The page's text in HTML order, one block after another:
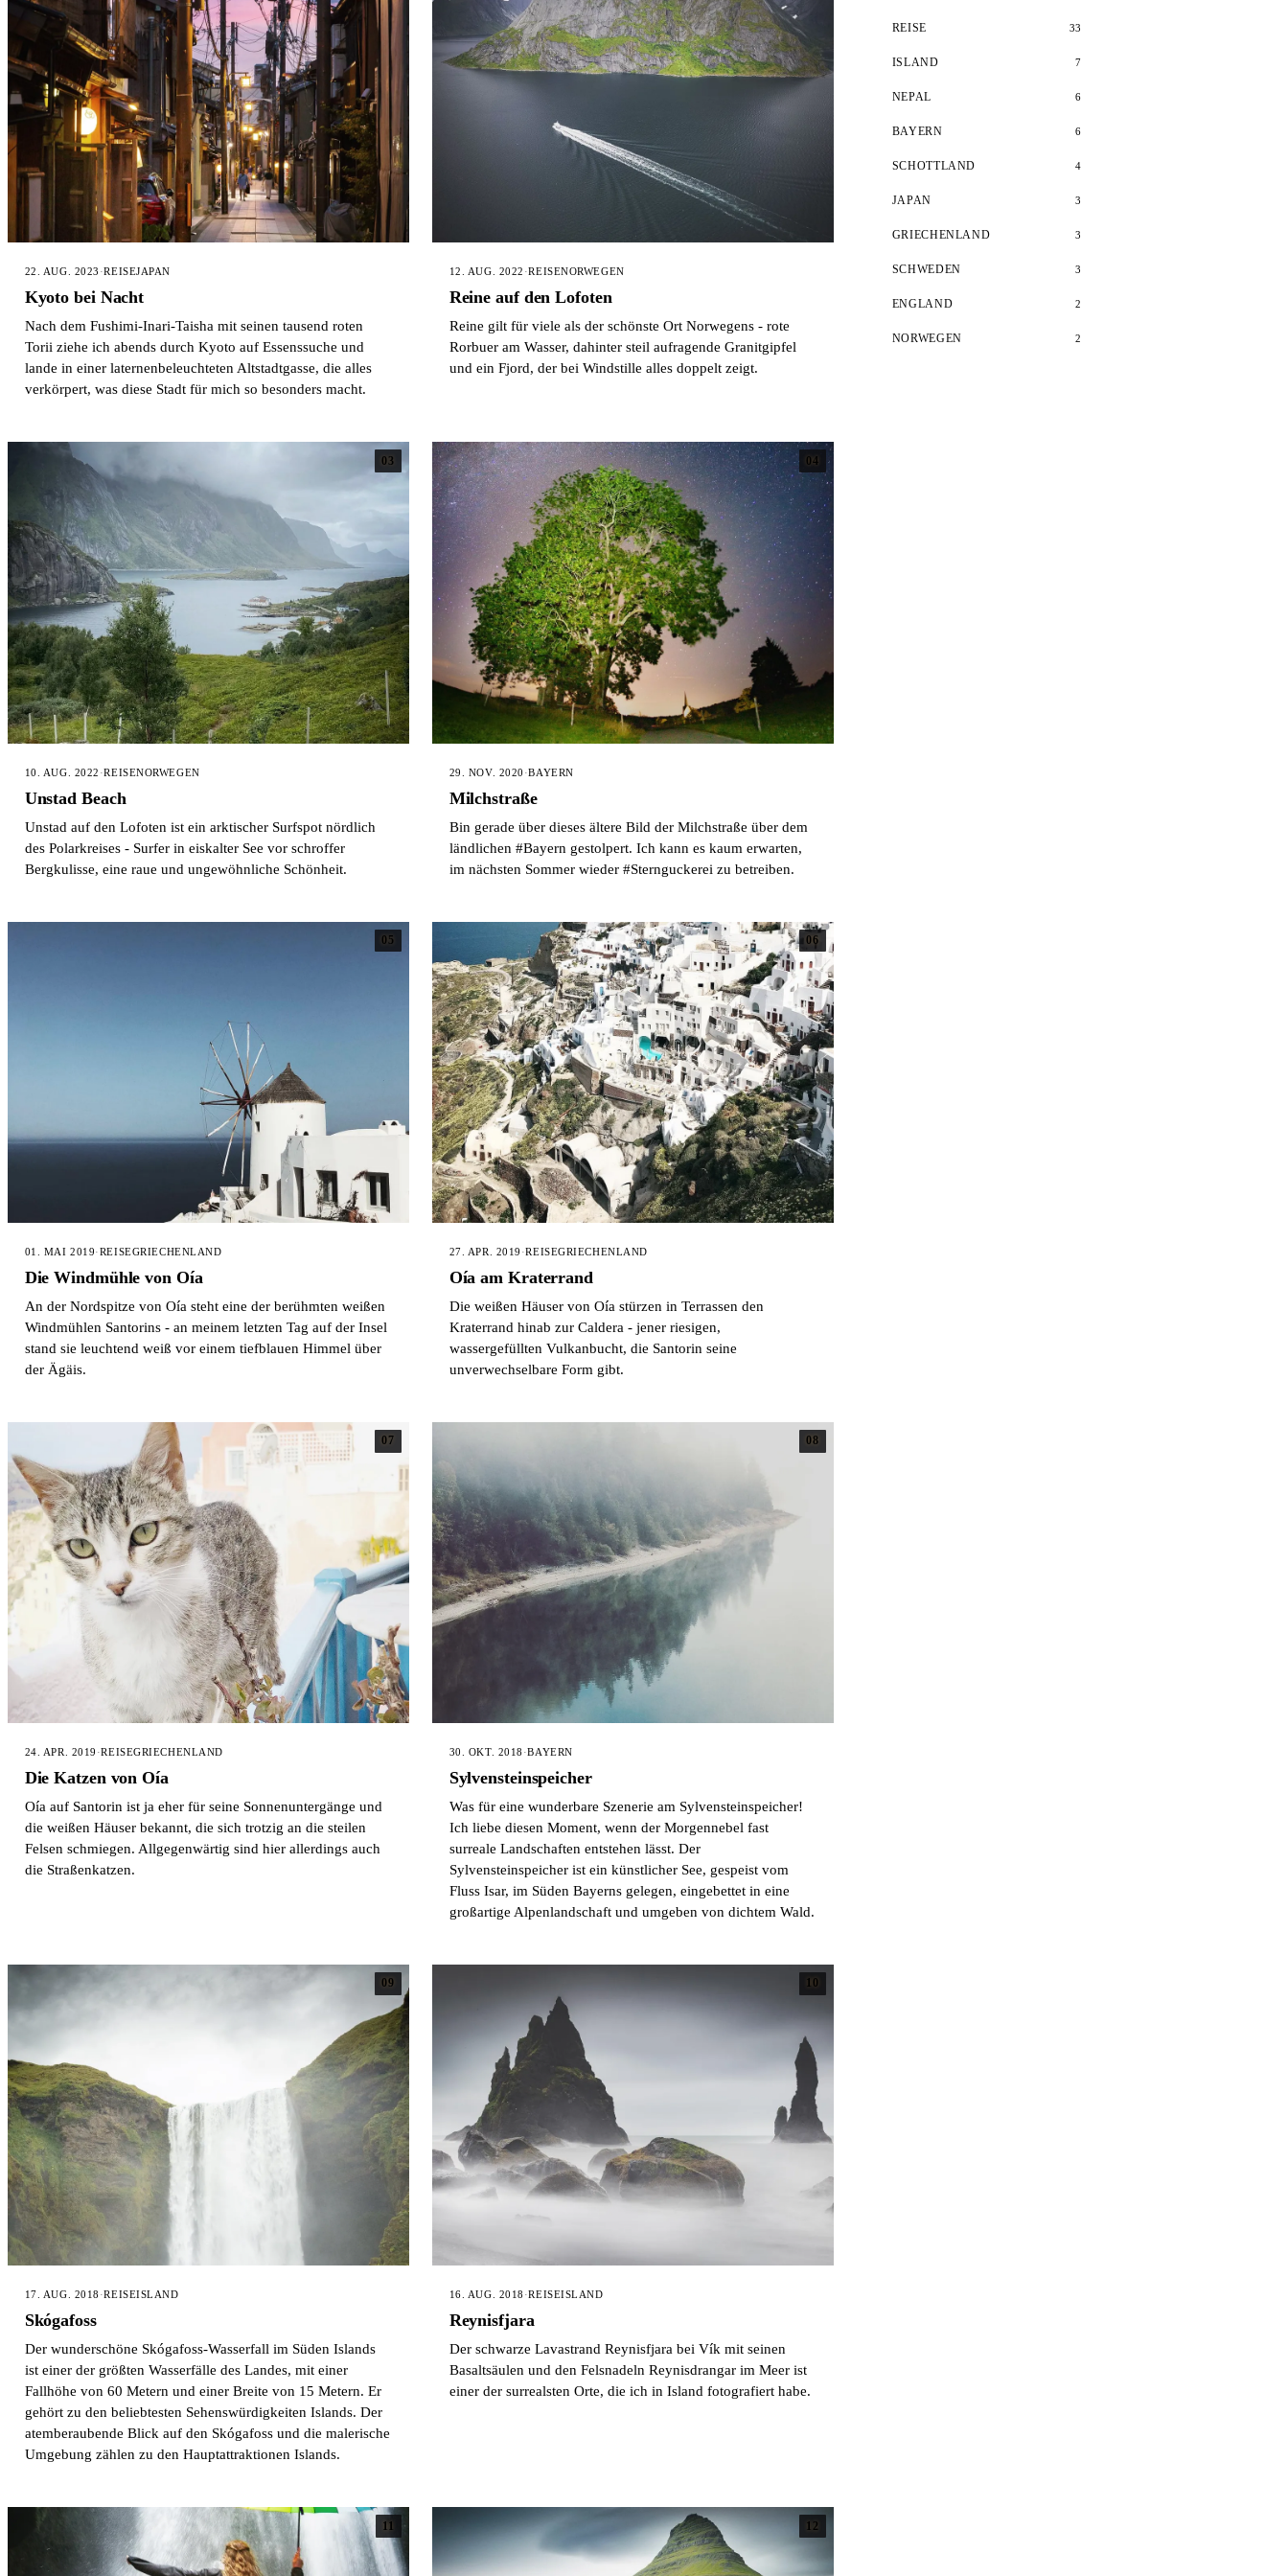
22. AUG. 2023 ·REISEJAPAN
Kyoto bei Nacht
Nach dem Fushimi-Inari-Taisha mit seinen tausend roten
Torii ziehe ich abends durch Kyoto auf Essenssuche und
lande in einer laternenbeleuchteten Altstadtgasse, die alles
verkörpert, was diese Stadt für mich so besonders macht.
12. AUG. 2022 ·REISENORWEGEN
Reine auf den Lofoten
Reine gilt für viele als der schönste Ort Norwegens - rote
Rorbuer am Wasser, dahinter steil aufragende Granitgipfel
und ein Fjord, der bei Windstille alles doppelt zeigt.
03
10. AUG. 2022 ·REISENORWEGEN
Unstad Beach
Unstad auf den Lofoten ist ein arktischer Surfspot nördlich
des Polarkreises - Surfer in eiskalter See vor schroffer
Bergkulisse, eine raue und ungewöhnliche Schönheit.
04
29. NOV. 2020 ·BAYERN
Milchstraße
Bin gerade über dieses ältere Bild der Milchstraße über dem
ländlichen #Bayern gestolpert. Ich kann es kaum erwarten,
im nächsten Sommer wieder #Sternguckerei zu betreiben.
05
01. MAI 2019·REISEGRIECHENLAND
Die Windmühle von Oía
An der Nordspitze von Oía steht eine der berühmten weißen
Windmühlen Santorins - an meinem letzten Tag auf der Insel
stand sie leuchtend weiß vor einem tiefblauen Himmel über
der Ägäis.
06
27. APR. 2019 ·REISEGRIECHENLAND
Oía am Kraterrand
Die weißen Häuser von Oía stürzen in Terrassen den
Kraterrand hinab zur Caldera - jener riesigen,
wassergefüllten Vulkanbucht, die Santorin seine
unverwechselbare Form gibt.
07
24. APR. 2019 ·REISEGRIECHENLAND
Die Katzen von Oía
Oía auf Santorin ist ja eher für seine Sonnenuntergänge und
die weißen Häuser bekannt, die sich trotzig an die steilen
Felsen schmiegen. Allgegenwärtig sind hier allerdings auch
die Straßenkatzen.
08
30. OKT. 2018 ·BAYERN
Sylvensteinspeicher
Was für eine wunderbare Szenerie am Sylvensteinspeicher!
Ich liebe diesen Moment, wenn der Morgennebel fast
surreale Landschaften entstehen lässt. Der
Sylvensteinspeicher ist ein künstlicher See, gespeist vom
Fluss Isar, im Süden Bayerns gelegen, eingebettet in eine
großartige Alpenlandschaft und umgeben von dichtem Wald.
09
17. AUG. 2018 ·REISEISLAND
Skógafoss
Der wunderschöne Skógafoss-Wasserfall im Süden Islands
ist einer der größten Wasserfälle des Landes, mit einer
Fallhöhe von 60 Metern und einer Breite von 15 Metern. Er
gehört zu den beliebtesten Sehenswürdigkeiten Islands. Der
atemberaubende Blick auf den Skógafoss und die malerische
Umgebung zählen zu den Hauptattraktionen Islands.
10
16. AUG. 2018 ·REISEISLAND
Reynisfjara
Der schwarze Lavastrand Reynisfjara bei Vík mit seinen
Basaltsäulen und den Felsnadeln Reynisdrangar im Meer ist
einer der surrealsten Orte, die ich in Island fotografiert habe.
11 12
REISE 33
ISLAND 7
NEPAL 6
BAYERN 6
SCHOTTLAND 4
JAPAN 3
GRIECHENLAND 3
SCHWEDEN 3
ENGLAND 2
NORWEGEN 2